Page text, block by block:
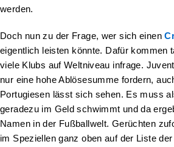
werden.
Doch nun zu der Frage, wer sich einen
eigentlich leisten könnte. Dafür kommen
viele Klubs auf Weltniveau infrage.
nur eine hohe Ablösesumme fordern,
Portugiesen lässt sich sehen. Es muss
geradezu im Geld schwimmt und da
Namen in der Fußballwelt. Gerüchten
im Speziellen ganz oben auf der Liste